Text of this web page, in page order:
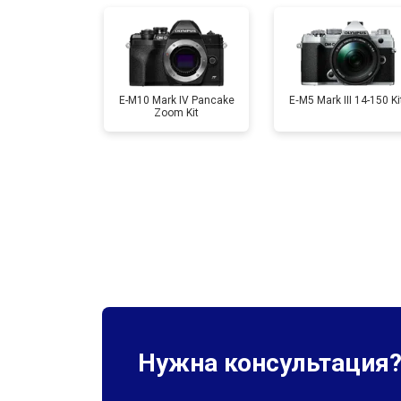
Ремонт материнской платы
Чистка матрицы
E-M10 Mark IV Pancake
Zoom Kit
E‑M5 Mark III 14-150
Нужна консультация?